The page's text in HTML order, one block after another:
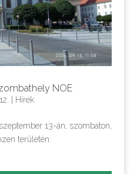
NOE
| Hírek
13-án, szombaton,
területén.